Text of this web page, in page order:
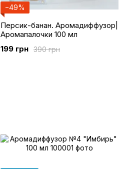
−49%
Персик-банан. Аромадиффузор|
Аромапалочки 100 мл
390 грн
199 грн